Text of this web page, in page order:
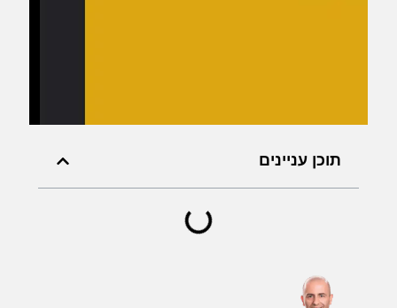
תוכן עניינים